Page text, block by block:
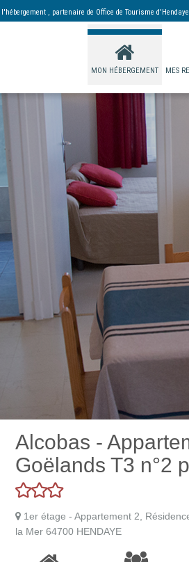
, partenaire de Office de Tourisme d'Hendaye
MON HÉBERGEMENT MES
Alcobas -
Goëlands T3 n°2
1er étage - Appartement 2,
la Mer 64700 HENDAYE